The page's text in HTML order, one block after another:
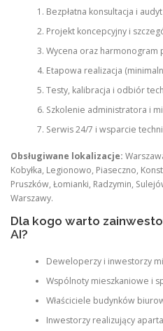
Bezpłatna konsultacja i
Projekt koncepcyjny i
Wycena oraz harmonogram
Etapowa realizacja
Testy, kalibracja i odbiór
Szkolenie administratora i
Serwis 24/7 i wsparcie
Obsługiwane lokalizacje:
Kobyłka, Legionowo, Piaseczno,
Pruszków, Łomianki, Radzymin,
Warszawy.
Dla kogo warto
AI?
Deweloperzy i inwestorzy
Wspólnoty mieszkaniowe i
Właściciele budynków
Inwestorzy realizujący